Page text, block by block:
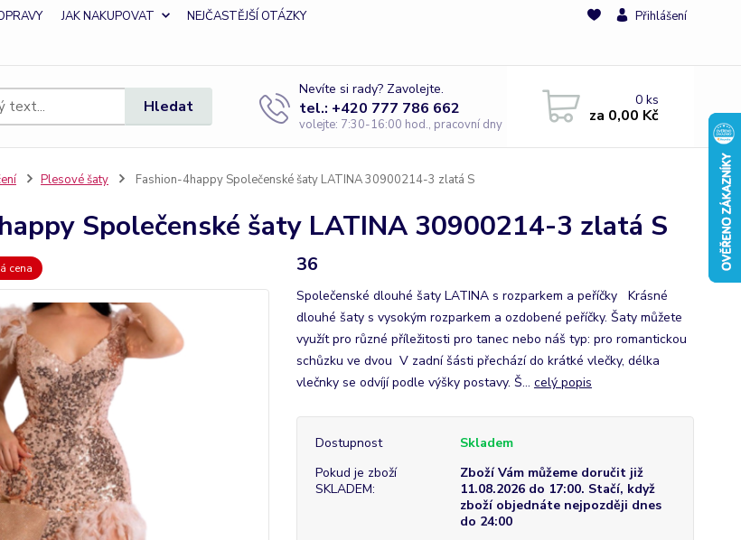
JAK NAKUPOVAT
NEJČASTĚJŠÍ OTÁZKY
Přihlášení
Hledat
Nevíte si rady? Zavolejte.
tel.: +420 777 786 662
volejte: 7:30-16:00 hod., pracovní dny
0ks
za 0,00 Kč
Plesové šaty Fashion-4happy Společenské šaty LATINA 30900214-3 zlatá S
Společenské šaty LATINA 30900214-3 zlatá S
cena 36
Společenské dlouhé šaty LATINA s rozparkem a peříčky Krásné
dlouhé šaty s vysokým rozparkem a ozdobené peříčky. Šaty můžete
využít pro různé příležitosti pro tanec nebo náš typ: pro romantickou
schůzku ve dvou V zadní šásti přechází do krátké vlečky, délka
vlečnky se odvíjí podle výšky postavy. Š... celý popis
Dostupnost
Skladem
Pokud je zboží
SKLADEM:
Zboží Vám můžeme doručit již
11.08.2026 do 17:00. Stačí, když
zboží objednáte nejpozději dnes
do 24:00